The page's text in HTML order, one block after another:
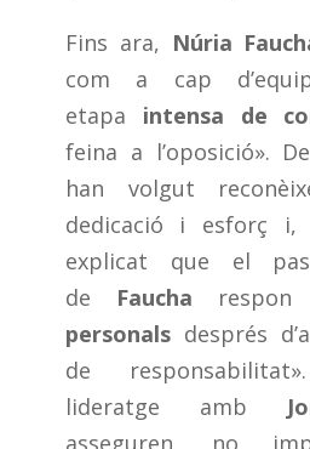
Fins ara, Núria
com a cap
etapa
intensa de
feina a l’oposició».
han volgut
dedicació i esforç i,
explicat que el
de
Faucha
personals després
de
lideratge amb
asseguren, no